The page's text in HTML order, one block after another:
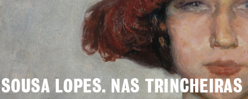
SOUSA LOPES. NAS TRINCHEIRAS